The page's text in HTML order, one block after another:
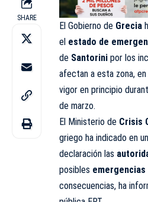
SHARE
El Gobierno de Grecia
el estado de
de Santorini por los
afectan a esta zona,
vigor en principio
de marzo.
El Ministerio de Crisis
griego ha indicado en
declaración las
posibles emergencias
consecuencias, ha